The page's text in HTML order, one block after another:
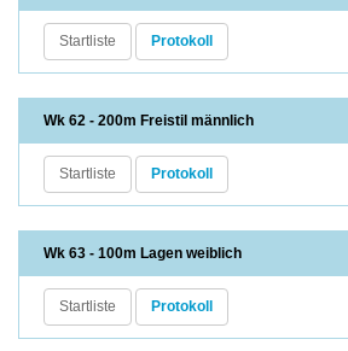
Startliste Protokoll
Wk 62 - 200m Freistil männlich
Startliste Protokoll
Wk 63 - 100m Lagen weiblich
Startliste Protokoll